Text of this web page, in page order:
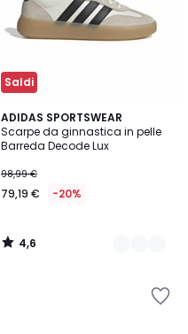
Saldi
ADIDAS SPORTSWEAR
Scarpe da ginnastica in pelle
Barreda Decode Lux
98,99 €
79,19 € -20%
4,6
/ 5
2
Colori
4,6
/